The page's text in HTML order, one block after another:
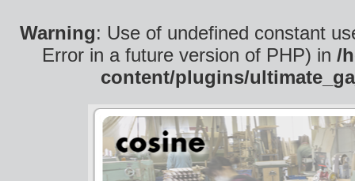
Warning: Use of undefined constant
Error in a future version of PHP) in /
content/plugins/